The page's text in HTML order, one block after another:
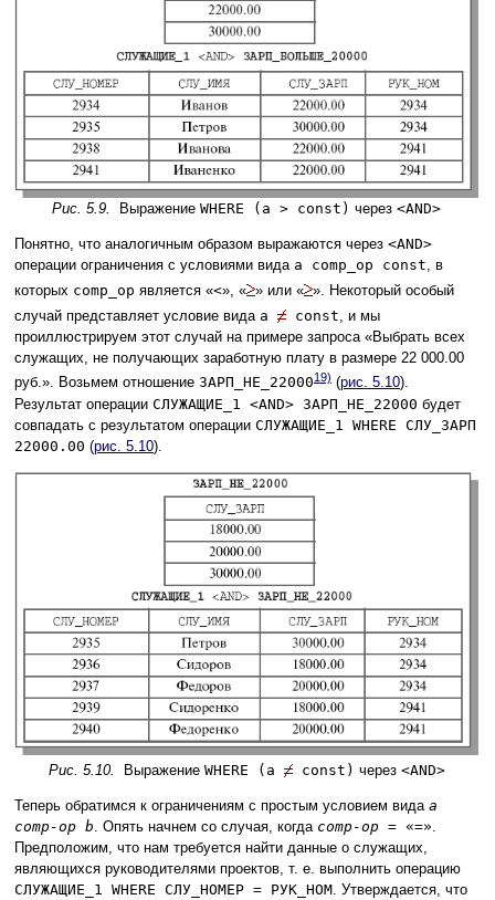
Рис. 5.9. Выражение WHERE (a > const) через <AND>
Понятно, что аналогичным образом выражаются через <AND>
операции ограничения с условиями вида a comp_op const, в
которых comp_op является «<», « » или « ». Некоторый особый
случай представляет условие вида a const, и мы
проиллюстрируем этот случай на примере запроса «Выбрать всех
служащих, не получающих заработную плату в размере 22 000.00
руб.». Возьмем отношение ЗАРП_НЕ_2200019) (рис. 5.10).
Результат операции СЛУЖАЩИЕ_1 <AND> ЗАРП_НЕ_22000 будет
совпадать с результатом операции СЛУЖАЩИЕ_1 WHERE СЛУ_ЗАРП
22000.00 (рис. 5.10).
Рис. 5.10. Выражение WHERE (a const) через <AND>
Теперь обратимся к ограничениям с простым условием вида a
comp-op b. Опять начнем со случая, когда comp-op = «=».
Предположим, что нам требуется найти данные о служащих,
являющихся руководителями проектов, т. е. выполнить операцию
СЛУЖАЩИЕ_1 WHERE СЛУ_НОМЕР = РУК_НОМ. Утверждается, что